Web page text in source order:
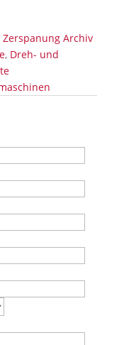
Zerspanung Archiv
, Dreh- und